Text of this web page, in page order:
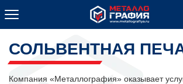
СОЛЬВЕНТНАЯ
Компания «Металлография» оказывает